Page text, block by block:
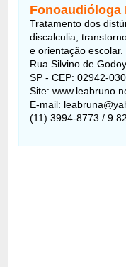
Fonoaudióloga
Tratamento dos
discalculia,
e orientação escolar.
Rua Silvino de
SP - CEP: 02942-030
Site:
E-mail:
(11) 3994-8773 /